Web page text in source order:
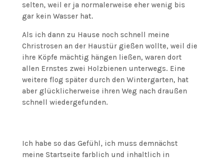
selten, weil er ja normalerweise eher wenig bis
gar kein Wasser hat.
Als ich dann zu Hause noch schnell meine
Christrosen an der Haustür gießen wollte, weil die
ihre Köpfe mächtig hängen ließen, waren dort
allen Ernstes zwei Holzbienen unterwegs. Eine
weitere flog später durch den Wintergarten, hat
aber glücklicherweise ihren Weg nach draußen
schnell wiedergefunden.
Ich habe so das Gefühl, ich muss demnächst
meine Startseite farblich und inhaltlich in